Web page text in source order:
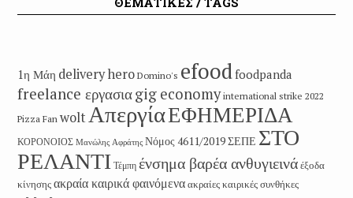
1η Μάη delivery hero Domino's efoodfoodpanda
freelance εργασιαgig economy international strike 2022
Pizza Fan woltΑπεργίαΕΦΗΜΕΡΙΔΑ
ΚΟΡΟΝΟΙΟΣ Μανώλης Αφράτης Νόμος 4611/2019ΣΕΠΕ ΣΤΟ
ΡΕΛΑΝΤΙ Τέμπη ένσημα βαρέα ανθυγιεινάέξοδα
κίνησηςακραία καιρικά φαινόμεναακραίες καιρικές συνθήκες